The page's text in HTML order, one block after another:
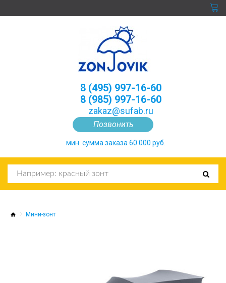
Позвонить
8 (495) 997-16-60
8 (985) 997-16-60
zakaz@sufab.ru
мин. сумма заказа 60 000 руб.
Мини-зонт